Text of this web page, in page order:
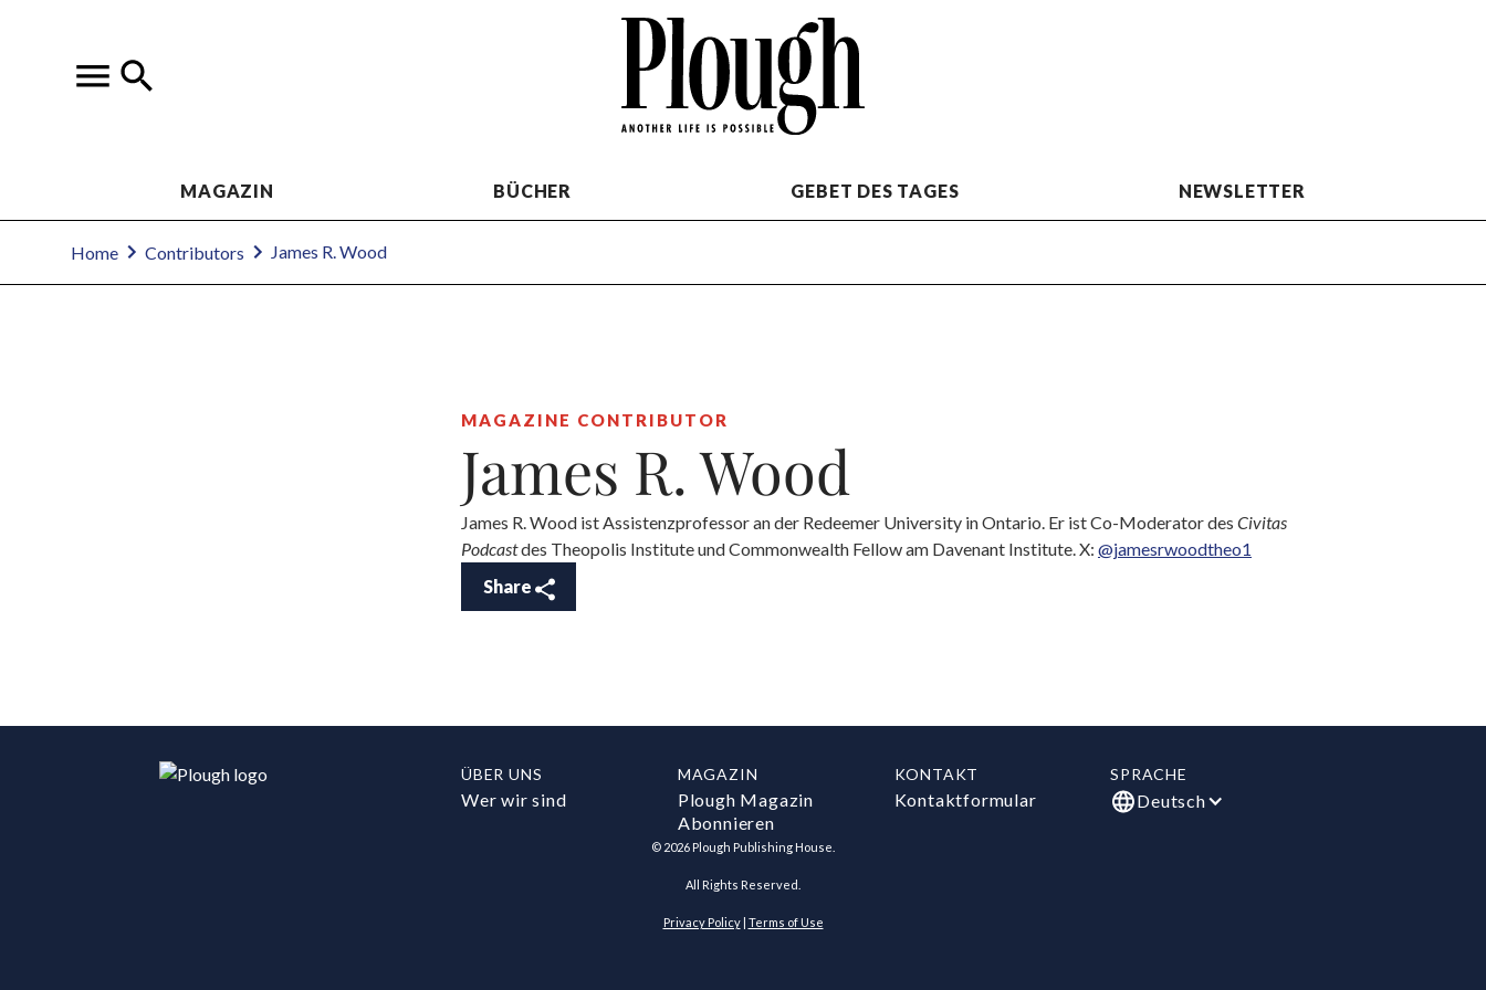
MAGAZIN BÜCHER GEBET DES TAGES NEWSLETTER
Home Contributors James R. Wood
MAGAZINE CONTRIBUTOR
James R. Wood
James R. Wood ist Assistenzprofessor an der Redeemer University in Ontario. Er ist Co-Moderator des Civitas
Podcastdes Theopolis Institute und Commonwealth Fellow am Davenant Institute. X: @jamesrwoodtheo1
Share
ÜBER UNS
Wer wir sind
MAGAZIN
Plough Magazin
Abonnieren
KONTAKT
Kontaktformular
SPRACHE
Deutsch
© 2026 Plough Publishing House.
All Rights Reserved.
Privacy Policy| Terms of Use